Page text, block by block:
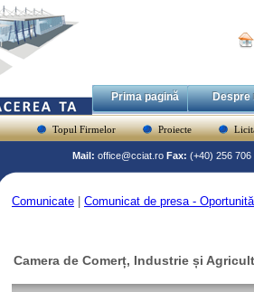
Prima pagină Despre
Topul Firmelor Proiecte
Mail: office@cciat.ro Fax: (+40) 256 706
Comunicate Comunicat de presa -
Camera de Comerț, Industrie și